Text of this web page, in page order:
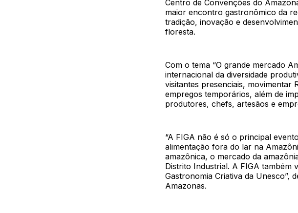
Centro de Convenções do
maior encontro gastronômico da
tradição, inovação e
floresta.
Com o tema “O grande mercado
internacional da diversidade
visitantes presenciais, movimentar
empregos temporários, além de
produtores, chefs, artesãos e
“A FIGA não é só o principal
alimentação fora do lar na
amazônica, o mercado da
Distrito Industrial. A FIGA também
Gastronomia Criativa da Unesco”,
Amazonas.